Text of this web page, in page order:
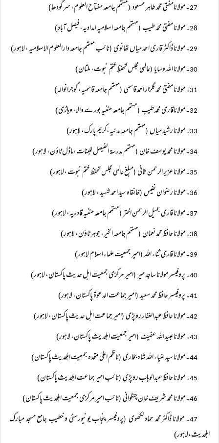
27۔ مولانامفتی محمد طاہر مسعود( مہتمم جامعہ مفتاح العلوم، سرگودھا)
28۔ مولانا مفتی محمد طیب ( مہتمم جامعہ اسلامیہ امدادیہ،فیصل آباد)
29۔ مولانا ڈاکٹر قاری احمد میاں تھانوی (نائب مہتمم جامعہ دارالعلوم الاسلامیہ ، لاہور)
30۔ مولانا اللہ وسایا (عالمی مجلس تحفظِ ختمِ نبوت، ملتان)
31۔ مولانا مفتی محمد گلزار احمد قاسمی ( مہتمم جامعہ قاسمیہ، گوجرانوالہ)
32۔ مولاناقاری محمد طیب ( مہتمم جامعہ حنفیہ بورے والا، وہاڑی)
33۔ مولانا رشید میاں ( مہتمم جامعہ مدنیہ،کریم پارک، لاہور)
34۔ مولانا محمد یوسف خان ( مہتمم مدرسۃ الفیصل للبنات،ماڈل ٹاؤن، لاہور)
35۔ مولانا عزیر الرحمن ثانی (مبلغ عالمی مجلس تحفظ ختم نبوت ،لاہور)
36۔ مولانا رضوان نفیس (خانقاہ سید احمد شہید ، لاہور)
37۔ مولانا قاری جمیل الرحمن اختر ( مہتمم جامعہ حنفیہ قادریہ، لاہور)
38۔ مولانا حافظ محمد نعمان ( مہتمم جامعہ الخیر، جوہر ٹاؤن، لاہور)
39۔ مولانا قاری ثناء اللہ(امیر جمعیت علماء اسلام لاہور)
40۔ پروفیسر مولانا ساجد میر (امیر مرکزی جمعیت اہل حدیث پاکستان، لاہور)
41۔ پروفیسر حافظ محمد سعید(امیر جماعت الدعوۃ پاکستان، لاہور)
42۔ مولانا حافظ عبدالغفار روپڑی (امیر جماعت اہل حدیث پاکستان، لاہور)
43۔ مولانا عبید اللہ عفیف (امیر جمعیت اہلحدیث پاکستان، لاہور)
44۔ مولانا سید ضیاء اللہ شاہ بخاری (ناظم اعلیٰ متحدہ جمعیت اہلحدیث پاکستان)
45۔ مولانا حافظ عبدالوہاب روپڑی (نائب امیر جماعت اہلحدیث پاکستان)
46۔ مولانا محمد شریف خان چنگوانی (نائب امیر مرکزی جمعیت اہلحدیث پاکستان)
47۔ مولانا ڈاکٹرمحمد حماد لکھوی (پروفیسرپنجاب یونیورسٹی و خطیب جامع مسجد مبارک
اہلحدیث،لاہور)